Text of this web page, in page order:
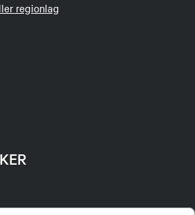
regionlag